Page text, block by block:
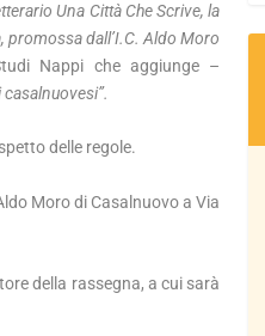
Una Città Che Scrive, la
promossa dall’I.C. Aldo Moro
Nappi che aggiunge –
delle regole.
Moro di Casalnuovo a Via
della rassegna, a cui sarà